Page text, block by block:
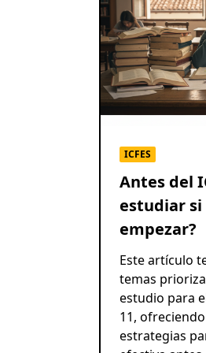
ICFES
Antes del
estudiar si
empezar?
Este artículo
temas
estudio para
11,
estrategias